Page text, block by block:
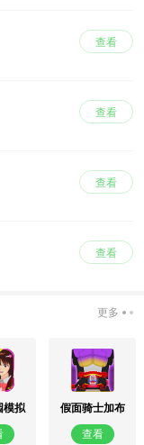
查看
查看
查看
查看
更多
模拟
版
假面骑士加布
模拟器最新版
查看